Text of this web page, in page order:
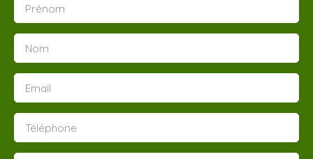
Prénom
Nom
Email
Téléphone